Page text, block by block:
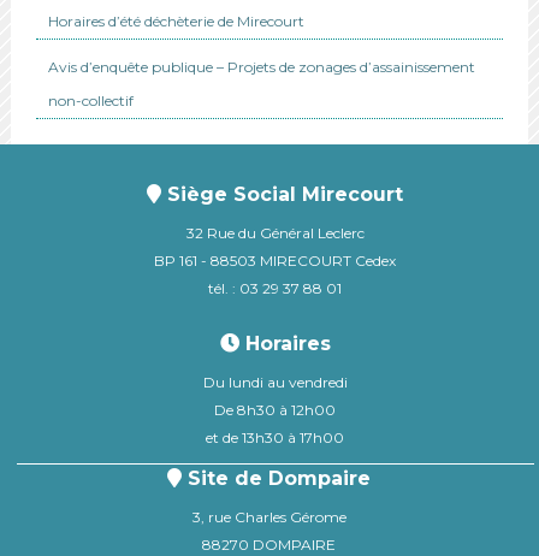
Horaires d’été déchèterie de Mirecourt
Avis d’enquête publique – Projets de zonages d’assainissement
non-collectif
Siège Social Mirecourt
32 Rue du Général Leclerc
BP 161 - 88503 MIRECOURT Cedex
tél. : 03 29 37 88 01
Horaires
Du lundi au vendredi
De 8h30 à 12h00
et de 13h30 à 17h00
Site de Dompaire
3, rue Charles Gérome
88270 DOMPAIRE